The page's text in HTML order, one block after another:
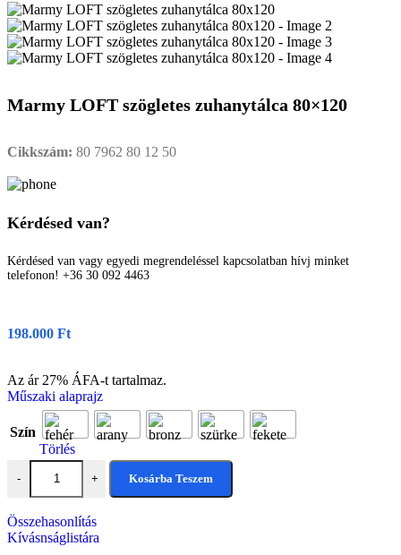
Marmy LOFT szögletes zuhanytálca 80×120
Cikkszám: 80 7962 80 12 50
Kérdésed van?
Kérdésed van vagy egyedi megrendeléssel kapcsolatban hívj minket
telefonon! +36 30 092 4463
198.000 Ft
Az ár 27% ÁFA-t tartalmaz.
Műszaki alaprajz
Szín
Törlés
- + Kosárba Teszem
Összehasonlítás
Kívásnságlistára